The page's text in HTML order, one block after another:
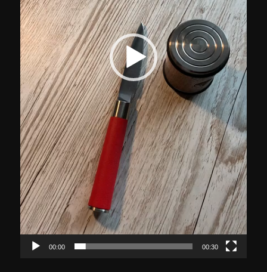
00:00 00:30